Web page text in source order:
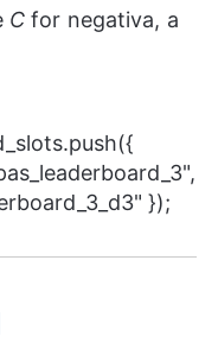
C for negativa, a
});